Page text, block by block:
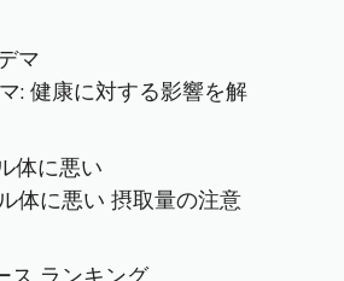
: 健康に対する影響を解
体に悪い 摂取量の注意